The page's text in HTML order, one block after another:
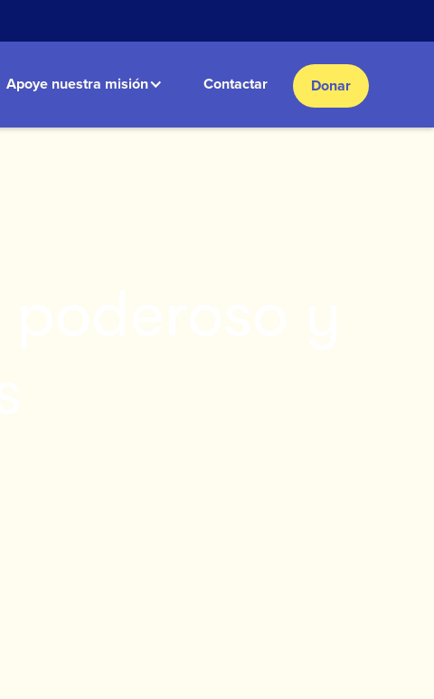
Apoye nuestra misión Contactar Donar